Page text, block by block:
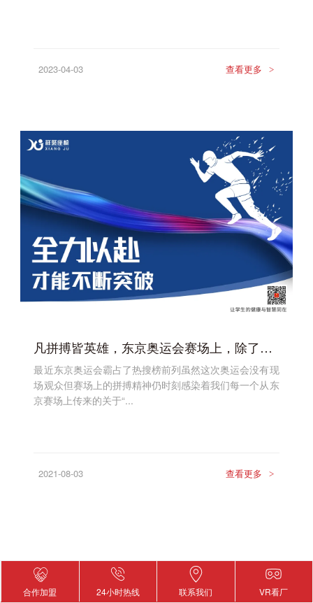
2023-04-03 查看更多 >
凡拼搏皆英雄，东京奥运会赛场上，除了金牌我们还看到……
最近东京奥运会霸占了热搜榜前列虽然这次奥运会没有现
场观众但赛场上的拼搏精神仍时刻感染着我们每一个从东
京赛场上传来的关于“...
2021-08-03 查看更多 >
合作加盟 24小时热线 联系我们 VR看厂